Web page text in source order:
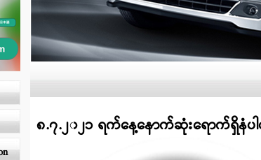
၈.၇.၂၀၂၁ ရက်နေ့နောက်ဆုံးရောက်ရှိနံပါ